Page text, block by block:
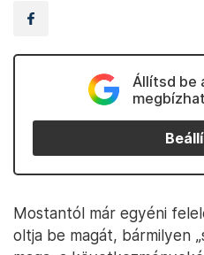
Állítsd be
Mostantól már egyéni
oltja be magát, bármilyen